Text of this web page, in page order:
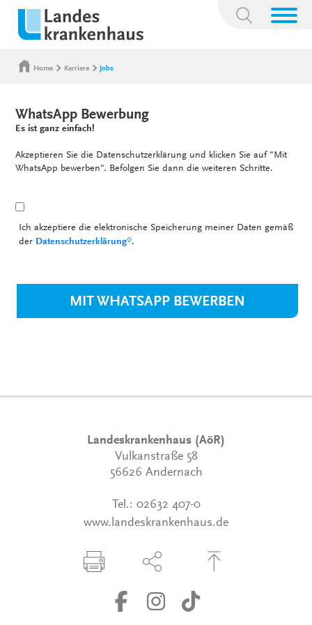
Suchbegriff:
Home Karriere Jobs
WhatsApp Bewerbung
Es ist ganz einfach!
Akzeptieren Sie die Datenschutzerklärung und klicken Sie auf "Mit
WhatsApp bewerben". Befolgen Sie dann die weiteren Schritte.
Ich akzeptiere die elektronische Speicherung meiner Daten gemäß
der Datenschutzerklärung*.
MIT WHATSAPP BEWERBEN
Landeskrankenhaus (AöR)
Vulkanstraße 58
56626 Andernach
Tel.: 02632 407-0
www.landeskrankenhaus.de